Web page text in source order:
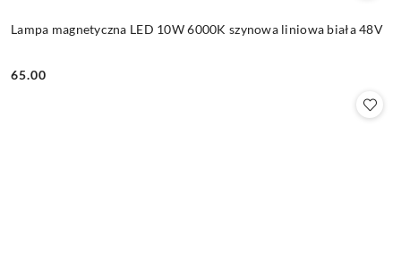
Lampa magnetyczna LED 10W 6000K szynowa liniowa biała 48V
Cena:
65.00